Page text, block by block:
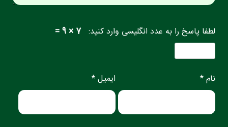
لطفا پاسخ را به عدد انگلیسی وارد کنید: 7 × 9 =
نام * ایمیل *